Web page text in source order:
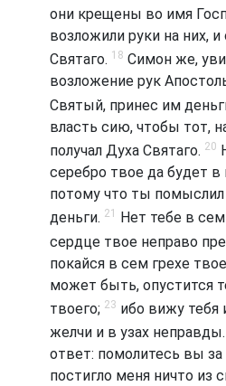
они крещены во имя
возложили руки на них,
Святаго. 18 Симон же,
возложение рук
Святый, принес им
власть сию, чтобы тот,
получал Духа Святаго. 20
серебро твое да будет в
потому что ты
деньги. 21
Нет тебе в
сердце твое неправо
покайся в сем грехе
может быть, опустится
твоего; 23 ибо вижу тебя
желчи и в узах неправды.
ответ: помолитесь вы
постигло меня ничто из